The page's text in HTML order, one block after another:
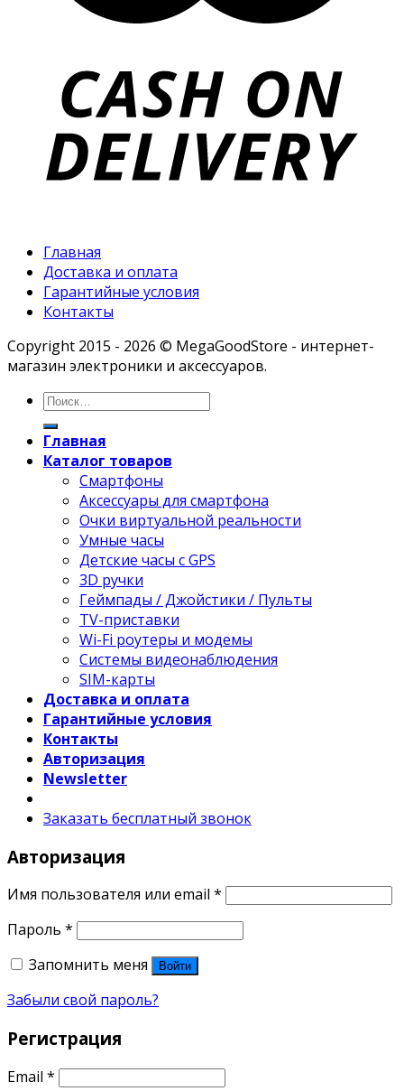
Главная
Доставка и оплата
Гарантийные условия
Контакты
Copyright 2015 - 2026 © MegaGoodStore - интернет-
магазин электроники и аксессуаров.
Главная
Каталог товаров
Смартфоны
Аксессуары для смартфона
Очки виртуальной реальности
Умные часы
Детские часы с GPS
3D ручки
Геймпады / Джойстики / Пульты
TV-приставки
Wi-Fi роутеры и модемы
Системы видеонаблюдения
SIM-карты
Доставка и оплата
Гарантийные условия
Контакты
Авторизация
Newsletter
Заказать бесплатный звонок
Авторизация
Имя пользователя или email *
Пароль *
Запомнить меня
Войти
Забыли свой пароль?
Регистрация
Email *